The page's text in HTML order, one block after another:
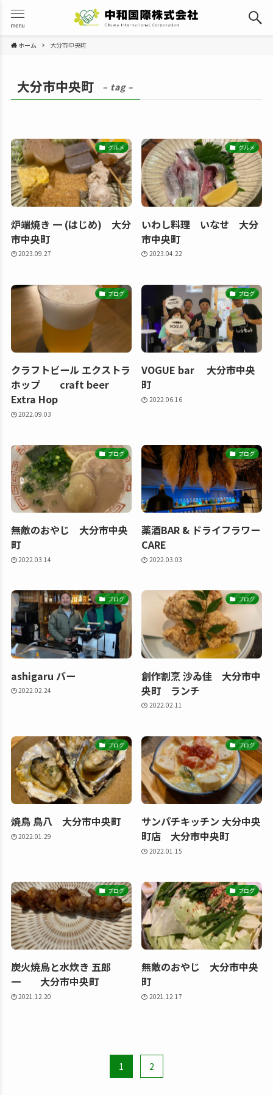
menu
ホーム 大分市中央町
大分市中央町 – tag –
グルメ
炉端焼き 一 (はじめ) 大分
市中央町
2023.09.27
グルメ
いわし料理 いなせ 大分
市中央町
2023.04.22
ブログ
クラフトビール エクストラ
ホップ craft beer
Extra Hop
2022.09.03
ブログ
VOGUE bar 大分市中央
町
2022.06.16
ブログ
無敵のおやじ 大分市中央
町
2022.03.14
ブログ
薬酒BAR & ドライフラワー
CARE
2022.03.03
ブログ
ashigaru バー
2022.02.24
ブログ
創作割烹 沙ゐ佳 大分市中
央町 ランチ
2022.02.11
ブログ
焼鳥 鳥八 大分市中央町
2022.01.29
ブログ
サンパチキッチン 大分中央
町店 大分市中央町
2022.01.15
ブログ
炭火焼鳥と水炊き 五郎
一 大分市中央町
2021.12.20
ブログ
無敵のおやじ 大分市中央
町
2021.12.17
1 2